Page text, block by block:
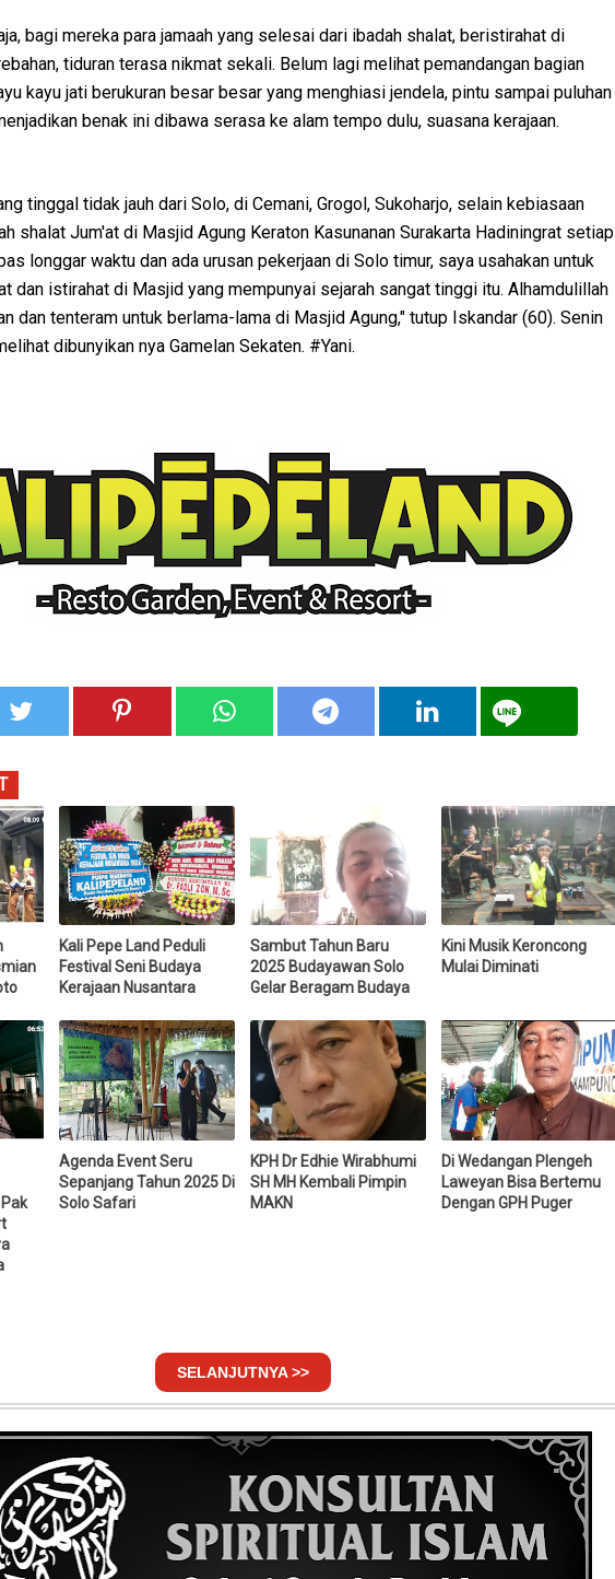
bagi mereka para jamaah yang selesai dari ibadah shalat, beristirahat di
tiduran terasa nikmat sekali. Belum lagi melihat pemandangan bagian
kayu jati berukuran besar besar yang menghiasi jendela, pintu sampai puluhan
benak ini dibawa serasa ke alam tempo dulu, suasana kerajaan.
tinggal tidak jauh dari Solo, di Cemani, Grogol, Sukoharjo, selain kebiasaan
shalat Jum'at di Masjid Agung Keraton Kasunanan Surakarta Hadiningrat setiap
longgar waktu dan ada urusan pekerjaan di Solo timur, saya usahakan untuk
dan istirahat di Masjid yang mempunyai sejarah sangat tinggi itu. Alhamdulillah
dan tenteram untuk berlama-lama di Masjid Agung," tutup Iskandar (60). Senin
dibunyikan nya Gamelan Sekaten. #Yani.
Kali Pepe Land Peduli
Festival Seni Budaya
Kerajaan Nusantara
Sambut Tahun Baru
2025 Budayawan Solo
Gelar Beragam Budaya
Kini Musik Keroncong
Mulai Diminati
Agenda Event Seru
Sepanjang Tahun 2025 Di
Solo Safari
KPH Dr Edhie Wirabhumi
SH MH Kembali Pimpin
MAKN
Di Wedangan Plengeh
Laweyan Bisa Bertemu
Dengan GPH Puger
SELANJUTNYA >>